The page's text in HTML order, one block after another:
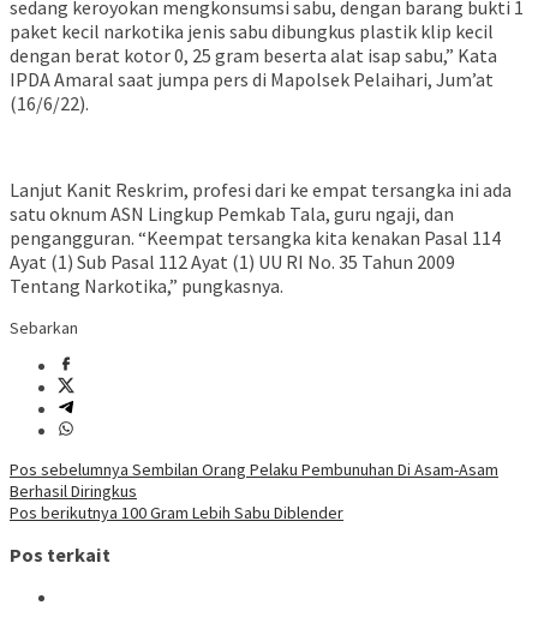
sedang keroyokan mengkonsumsi sabu, dengan barang bukti 1
paket kecil narkotika jenis sabu dibungkus plastik klip kecil
dengan berat kotor 0, 25 gram beserta alat isap sabu,” Kata
IPDA Amaral saat jumpa pers di Mapolsek Pelaihari, Jum’at
(16/6/22).
Lanjut Kanit Reskrim, profesi dari ke empat tersangka ini ada
satu oknum ASN Lingkup Pemkab Tala, guru ngaji, dan
pengangguran. “Keempat tersangka kita kenakan Pasal 114
Ayat (1) Sub Pasal 112 Ayat (1) UU RI No. 35 Tahun 2009
Tentang Narkotika,” pungkasnya.
Sebarkan
Navigasi
pos
Pos sebelumnya Sembilan Orang Pelaku Pembunuhan Di Asam-Asam
Berhasil Diringkus
Pos berikutnya 100 Gram Lebih Sabu Diblender
Pos terkait